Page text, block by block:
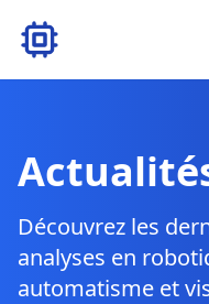
Découvrez les
analyses en
automatisme et